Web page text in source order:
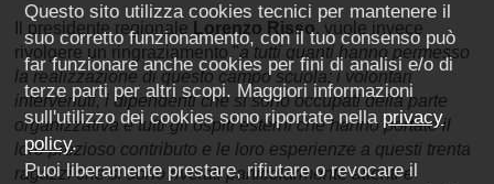
Il presidente regionale Lorenzo Risso, vuole invece
rivolgere un ringraziamento "a tutti quanti hanno permesso
la realizzazione di questo campo scuola: i volontari
intervenuti, i dipendenti che si sono occupati della parte
organizzativa e tutti gli ospiti esterni che hanno portato il
loro prezioso contributo e le loro esperienze a questi trenta
ragazzi che si sono rivelati particolarmente attenti e
Questo sito utilizza cookies tecnici per mantenere il
suo corretto funzionamento, con il tuo consenso può
far funzionare anche cookies per fini di analisi e/o di
terze parti per altri scopi. Maggiori informazioni
sull'utilizzo dei cookies sono riportate nella privacy
policy.
Puoi liberamente prestare, rifiutare o revocare il